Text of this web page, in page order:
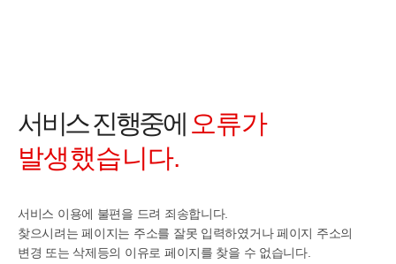
서비스 진행중에 오류가
발생했습니다.
서비스 이용에 불편을 드려 죄송합니다.
찾으시려는 페이지는 주소를 잘못 입력하였거나 페이지 주소의
변경 또는 삭제등의 이유로 페이지를 찾을 수 없습니다.